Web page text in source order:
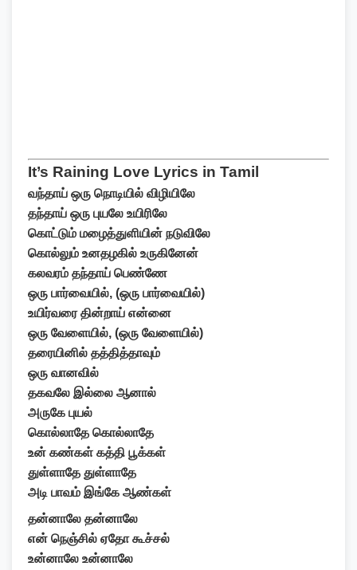
It’s Raining Love Lyrics in Tamil
வந்தாய் ஒரு நொடியில் விழியிலே
தந்தாய் ஒரு புயலே உயிரிலே
கொட்டும் மழைத்துளியின் நடுவிலே
கொல்லும் உனதழகில் உருகினேன்
கலவரம் தந்தாய் பெண்ணே
ஒரு பார்வையில், (ஒரு பார்வையில்)
உயிர்வரை தின்றாய் என்னை
ஒரு வேளையில், (ஒரு வேளையில்)
தரையினில் தத்தித்தாவும்
ஒரு வானவில்
தகவலே இல்லை ஆனால்
அருகே புயல்
கொல்லாதே கொல்லாதே
உன் கண்கள் கத்தி பூக்கள்
துள்ளாதே துள்ளாதே
அடி பாவம் இங்கே ஆண்கள்
தன்னாலே தன்னாலே
என் நெஞ்சில் ஏதோ கூச்சல்
உன்னாலே உன்னாலே